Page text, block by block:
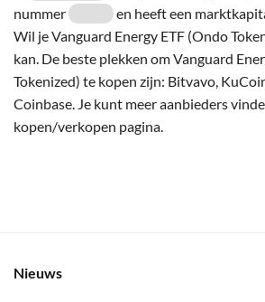
nummer
en heeft een
Wil je Vanguard Energy ETF (Ondo
kan. De beste plekken om Vanguard
Tokenized) te kopen zijn: Bitvavo,
Coinbase. Je kunt meer aanbieders
kopen/verkopen pagina.
Nieuws